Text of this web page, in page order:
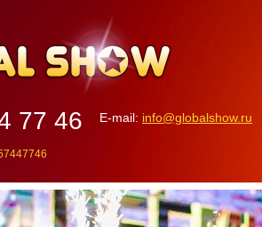
77 46 E-mail: info@globalshow.ru